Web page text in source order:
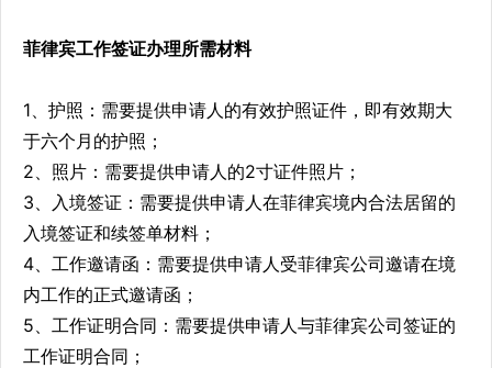
菲律宾工作签证办理所需材料
1、护照：需要提供申请人的有效护照证件，即有效期大
于六个月的护照；
2、照片：需要提供申请人的2寸证件照片；
3、入境签证：需要提供申请人在菲律宾境内合法居留的
入境签证和续签单材料；
4、工作邀请函：需要提供申请人受菲律宾公司邀请在境
内工作的正式邀请函；
5、工作证明合同：需要提供申请人与菲律宾公司签证的
工作证明合同；